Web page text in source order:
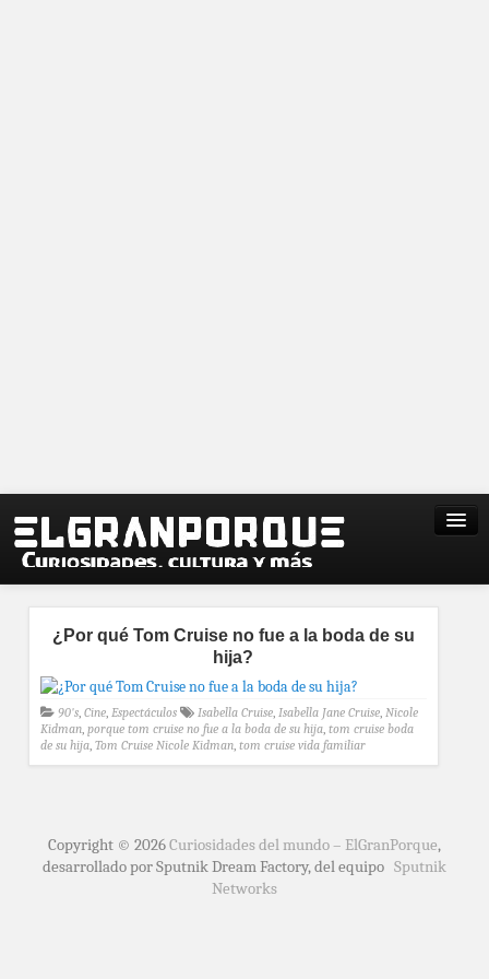
¿Por qué Tom Cruise no fue a la boda de su
hija?
90's, Cine, Espectáculos Isabella Cruise, Isabella Jane Cruise, Nicole
Kidman, porque tom cruise no fue a la boda de su hija, tom cruise boda
de su hija, Tom Cruise Nicole Kidman, tom cruise vida familiar
Copyright © 2026Curiosidades del mundo – ElGranPorque,
desarrollado por Sputnik Dream Factory, del equipo Sputnik
Networks